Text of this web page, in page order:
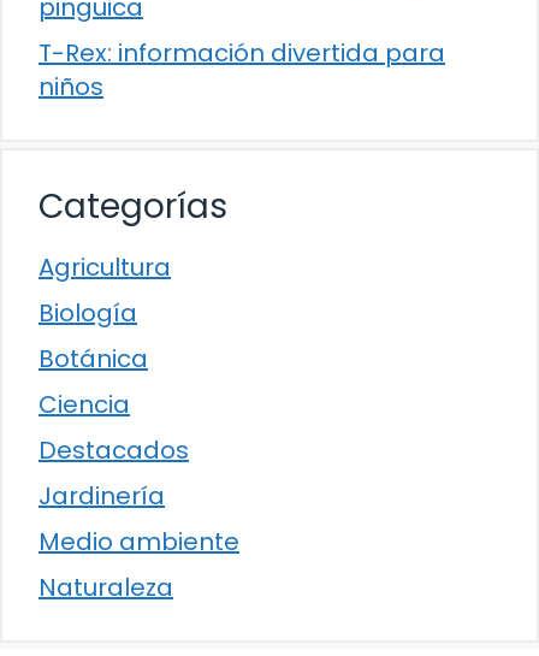
pinguica
T-Rex: información divertida para
niños
Categorías
Agricultura
Biología
Botánica
Ciencia
Destacados
Jardinería
Medio ambiente
Naturaleza